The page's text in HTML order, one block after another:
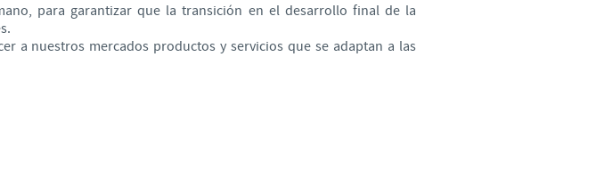
Middle East
para garantizar que la transición en el desarrollo final de la
a nuestros mercados productos y servicios que se adaptan a las